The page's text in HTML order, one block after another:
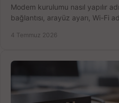
Modem kurulumu nasıl yapılır
bağlantısı, arayüz ayarı, Wi-Fi
4 Temmuz 2026